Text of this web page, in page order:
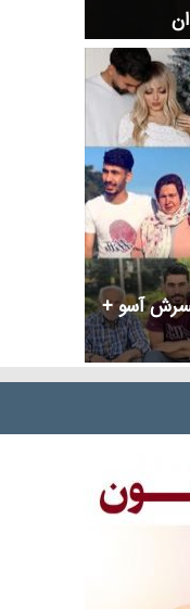
آسو +